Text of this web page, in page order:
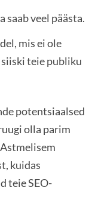
saab veel päästa.
mis ei ole
teie publiku
potentsiaalsed
olla parim
kuidas
teie SEO-